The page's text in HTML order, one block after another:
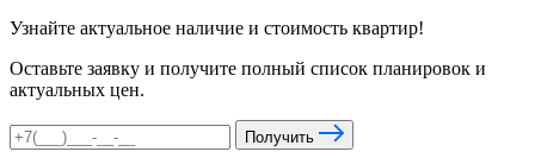
Узнайте актуальное наличие и стоимость квартир!
Оставьте заявку и получите полный список планировок и
актуальных цен.
Получить